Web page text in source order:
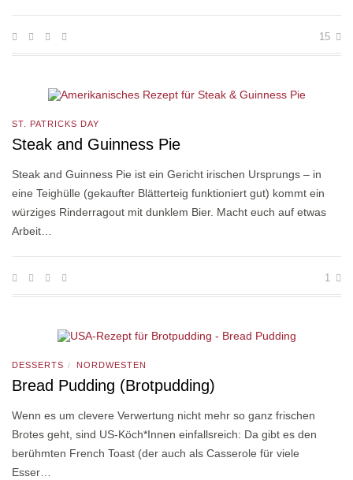
15
ST. PATRICKS DAY
Steak and Guinness Pie
Steak and Guinness Pie ist ein Gericht irischen Ursprungs – in
eine Teighülle (gekaufter Blätterteig funktioniert gut) kommt ein
würziges Rinderragout mit dunklem Bier. Macht euch auf etwas
Arbeit…
1
DESSERTS / NORDWESTEN
Bread Pudding (Brotpudding)
Wenn es um clevere Verwertung nicht mehr so ganz frischen
Brotes geht, sind US-Köch*Innen einfallsreich: Da gibt es den
berühmten French Toast (der auch als Casserole für viele
Esser…